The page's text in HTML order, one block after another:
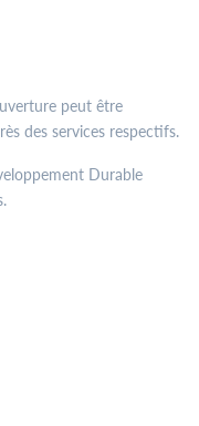
peut être
des services respectifs.
Durable